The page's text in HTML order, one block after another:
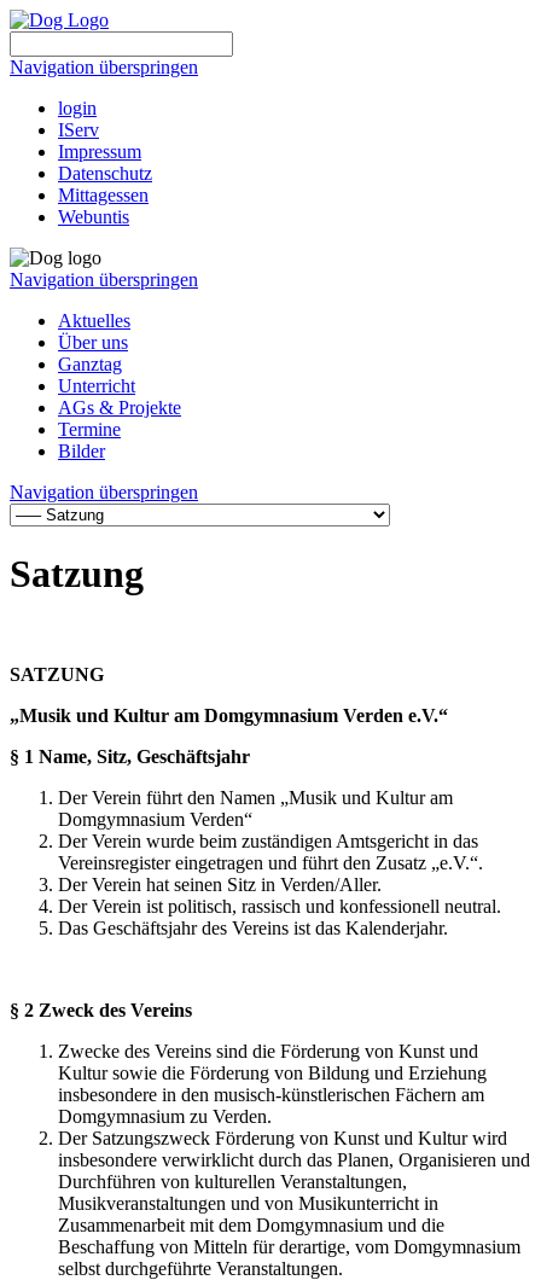
Navigation überspringen
login
IServ
Impressum
Datenschutz
Mittagessen
Webuntis
Navigation überspringen
Aktuelles
Über uns
Ganztag
Unterricht
AGs & Projekte
Termine
Bilder
Navigation überspringen
Satzung
SATZUNG
„Musik und Kultur am Domgymnasium Verden e.V.“
§ 1 Name, Sitz, Geschäftsjahr
Der Verein führt den Namen „Musik und Kultur am
Domgymnasium Verden“
Der Verein wurde beim zuständigen Amtsgericht in das
Vereinsregister eingetragen und führt den Zusatz „e.V.“.
Der Verein hat seinen Sitz in Verden/Aller.
Der Verein ist politisch, rassisch und konfessionell neutral.
Das Geschäftsjahr des Vereins ist das Kalenderjahr.
§ 2 Zweck des Vereins
Zwecke des Vereins sind die Förderung von Kunst und
Kultur sowie die Förderung von Bildung und Erziehung
insbesondere in den musisch-künstlerischen Fächern am
Domgymnasium zu Verden.
Der Satzungszweck Förderung von Kunst und Kultur wird
insbesondere verwirklicht durch das Planen, Organisieren und
Durchführen von kulturellen Veranstaltungen,
Musikveranstaltungen und von Musikunterricht in
Zusammenarbeit mit dem Domgymnasium und die
Beschaffung von Mitteln für derartige, vom Domgymnasium
selbst durchgeführte Veranstaltungen.